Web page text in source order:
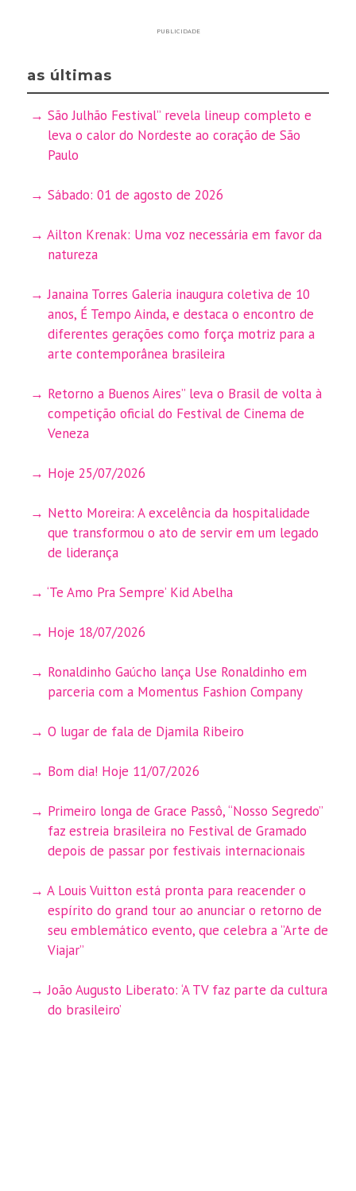
PUBLICIDADE
as últimas
São Julhão Festival” revela lineup completo e
leva o calor do Nordeste ao coração de São
Paulo
Sábado: 01 de agosto de 2026
Ailton Krenak: Uma voz necessária em favor da
natureza
Janaina Torres Galeria inaugura coletiva de 10
anos, É Tempo Ainda, e destaca o encontro de
diferentes gerações como força motriz para a
arte contemporânea brasileira
Retorno a Buenos Aires” leva o Brasil de volta à
competição oficial do Festival de Cinema de
Veneza
Hoje 25/07/2026
Netto Moreira: A excelência da hospitalidade
que transformou o ato de servir em um legado
de liderança
‘Te Amo Pra Sempre’ Kid Abelha
Hoje 18/07/2026
Ronaldinho Gaúcho lança Use Ronaldinho em
parceria com a Momentus Fashion Company
O lugar de fala de Djamila Ribeiro
Bom dia! Hoje 11/07/2026
Primeiro longa de Grace Passô, “Nosso Segredo”
faz estreia brasileira no Festival de Gramado
depois de passar por festivais internacionais
A Louis Vuitton está pronta para reacender o
espírito do grand tour ao anunciar o retorno de
seu emblemático evento, que celebra a ”Arte de
Viajar”
João Augusto Liberato: ‘A TV faz parte da cultura
do brasileiro’